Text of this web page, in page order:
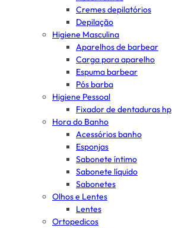
Cremes depilatórios
Depilação
Higiene Masculina
Aparelhos de barbear
Carga para aparelho
Espuma barbear
Pós barba
Higiene Pessoal
Fixador de dentaduras hp
Hora do Banho
Acessórios banho
Esponjas
Sabonete íntimo
Sabonete líquido
Sabonetes
Olhos e Lentes
Lentes
Ortopedicos